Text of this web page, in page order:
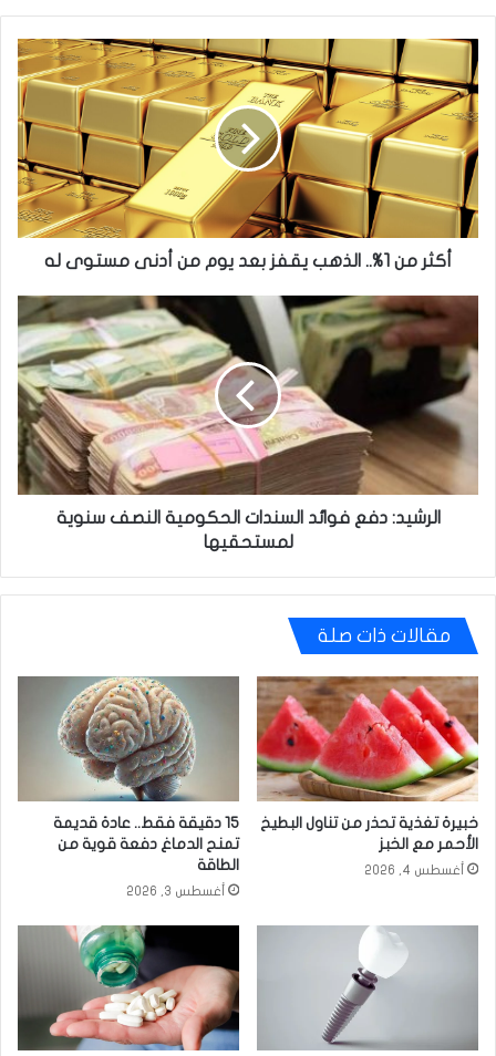
أكثر
من
1%..
الذهب
يقفز
بعد
يوم
من
أدنى
مستوىأكثر من 1%.. الذهب يقفز بعد يوم من أدنى مستوى له
الرشيد:
فوائد
السندات
الحكومية
النصف
سنوية
لمستحقيها
الرشيد: دفع فوائد السندات الحكومية النصف سنوية
لمستحقيها
مقالات ذات صلة
خبيرة تغذية تحذر من تناول البطيخ
الأحمر مع الخبز
أغسطس 4, 2026
15 دقيقة فقط.. عادة قديمة
تمنح الدماغ دفعة قوية من
الطاقة
أغسطس 3, 2026